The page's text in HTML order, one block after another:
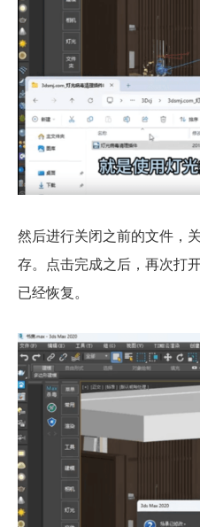
然后进行关闭之前的文件，
存。点击完成之后，再次打
已经恢复。